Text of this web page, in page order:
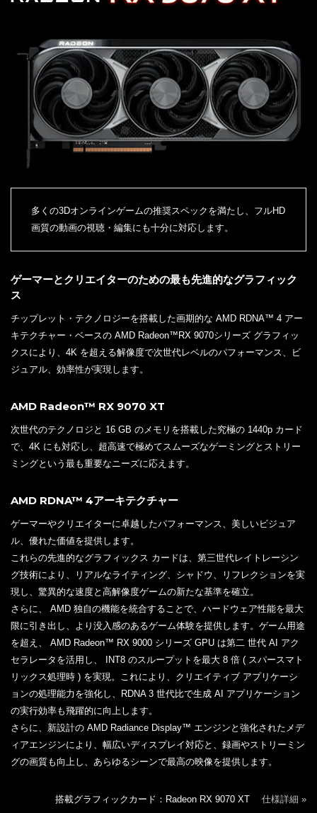
多くの3Dオンラインゲームの推奨スペックを満たし、フルHD
画質の動画の視聴・編集にも十分に対応します。
ゲーマーとクリエイターのための最も先進的なグラフィック
ス
チップレット・テクノロジーを搭載した画期的な AMD RDNA™ 4 アー
キテクチャー・ベースの AMD Radeon™RX 9070シリーズ グラフィッ
クスにより、4K を超える解像度で次世代レベルのパフォーマンス、ビ
ジュアル、効率性が実現します。
AMD Radeon™ RX 9070 XT
次世代のテクノロジと 16 GB のメモリを搭載した究極の 1440p カード
で、4K にも対応し、超高速で極めてスムーズなゲーミングとストリー
ミングという最も重要なニーズに応えます。
AMD RDNA™ 4アーキテクチャー
ゲーマーやクリエイターに卓越したパフォーマンス、美しいビジュア
ル、優れた価値を提供します。
これらの先進的なグラフィックス カードは、第三世代レイトレーシン
グ技術により、リアルなライティング、シャドウ、リフレクションを実
現し、驚異的な速度と高解像度ゲームの新たな基準を確立。
さらに、 AMD 独自の機能を統合することで、ハードウェア性能を最大
限に引き出し、より没入感のあるゲーム体験を提供します。ゲーム用途
を超え、 AMD Radeon™ RX 9000 シリーズ GPU は第二 世代 AI アク
セラレータを活用し、 INT8 のスループットを最大 8 倍 ( スパースマト
リックス処理時 ) を実現。これにより、クリエイティブ アプリケーシ
ョンの処理能力を強化し、RDNA 3 世代比で生成 AI アプリケーション
の実行効率も飛躍的に向上します。
さらに、新設計の AMD Radiance Display™ エンジンと強化されたメデ
ィアエンジンにより、幅広いディスプレイ対応と、録画やストリーミン
グの画質も向上し、あらゆるシーンで最高の映像を提供します。
搭載グラフィックカード：Radeon RX 9070 XT 仕様詳細 »